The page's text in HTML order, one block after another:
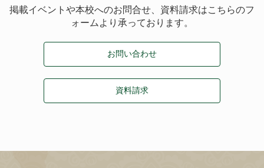
掲載イベントや本校へのお問合せ、資料請求はこちらのフ
ォームより承っております。
お問い合わせ
資料請求